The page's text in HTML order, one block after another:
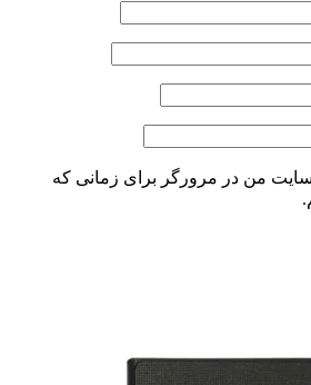
من در مرورگر برای زمانی که